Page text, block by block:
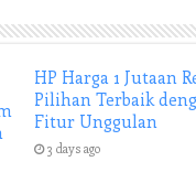
HP Harga 1 Jutaan
Pilihan Terbaik
Fitur Unggulan
3 days ago